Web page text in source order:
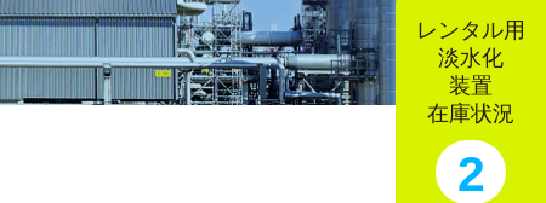
低ランニングコストの実現
レンタル用
淡水化
装置
在庫状況
2